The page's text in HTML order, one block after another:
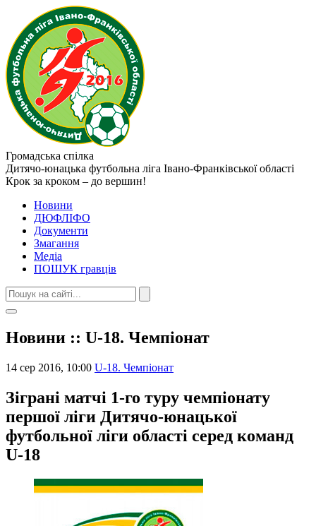
Громадська спілка
Дитячо-юнацька футбольна ліга Івано-Франківської області
Крок за кроком – до вершин!
Новини
ДЮФЛІФО
Документи
Змагання
Медіа
ПОШУК гравців
Новини :: U-18. Чемпіонат
14 сер 2016, 10:00 U-18. Чемпіонат
Зіграні матчі 1-го туру чемпіонату
першої ліги Дитячо-юнацької
футбольної ліги області серед команд
U-18